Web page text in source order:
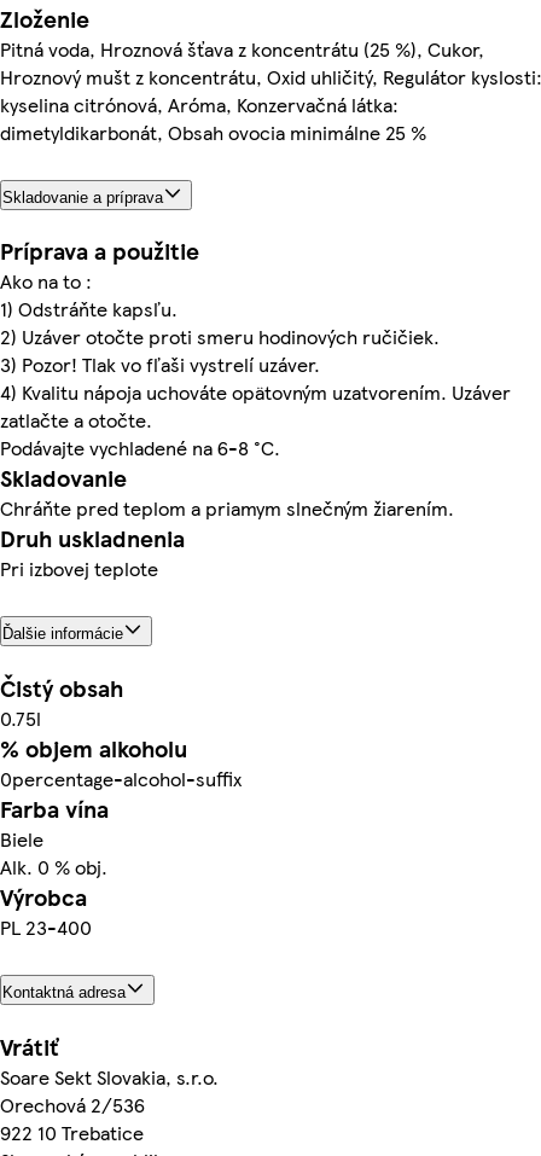
Zloženie
Pitná voda, Hroznová šťava z koncentrátu (25 %), Cukor,
Hroznový mušt z koncentrátu, Oxid uhličitý, Regulátor kyslosti:
kyselina citrónová, Aróma, Konzervačná látka:
dimetyldikarbonát, Obsah ovocia minimálne 25 %
Skladovanie a príprava
Príprava a použitie
Ako na to :
1) Odstráňte kapsľu.
2) Uzáver otočte proti smeru hodinových ručičiek.
3) Pozor! Tlak vo fľaši vystrelí uzáver.
4) Kvalitu nápoja uchováte opätovným uzatvorením. Uzáver
zatlačte a otočte.
Podávajte vychladené na 6-8 °C.
Skladovanie
Chráňte pred teplom a priamym slnečným žiarením.
Druh uskladnenia
Pri izbovej teplote
Ďalšie informácie
Čistý obsah
0.75l
% objem alkoholu
0percentage-alcohol-suffix
Farba vína
Biele
Alk. 0 % obj.
Výrobca
PL 23-400
Kontaktná adresa
Vrátiť
Soare Sekt Slovakia, s.r.o.
Orechová 2/536
922 10 Trebatice